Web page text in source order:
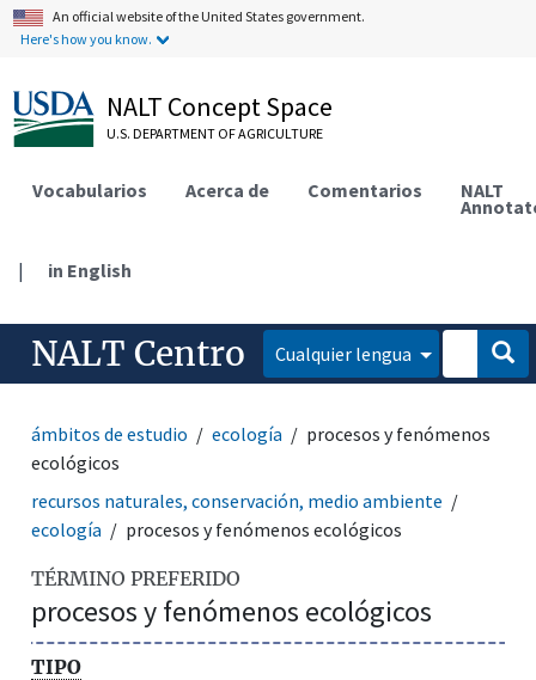
An official website of the United States government.
Here's how you know.
NALT Concept Space
U.S. DEPARTMENT OF AGRICULTURE
Vocabularios Acerca de Comentarios NALT
| in English
NALT Centro Cualquier lengua
ámbitos de estudio ecología
procesos y fenómenos
ecológicos
recursos naturales, conservación, medio ambiente
ecología
procesos y fenómenos ecológicos
TÉRMINO PREFERIDO
procesos y fenómenos ecológicos
TIPO